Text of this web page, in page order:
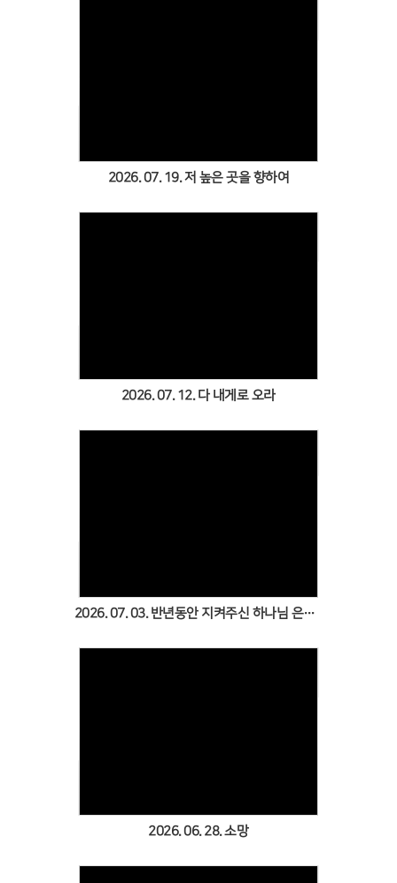
2026. 07. 19. 저 높은 곳을 향하여
2026. 07. 12. 다 내게로 오라
2026. 07. 03. 반년동안 지켜주신 하나님 은혜 감사(맥추감사주일)
2026. 06. 28. 소망